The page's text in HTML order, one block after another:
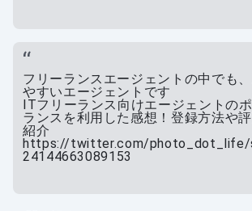
フリーランスエージェントの中でも
やすいエージェントです
ITフリーランス向けエージェントの
ランスを利用した感想！登録方法や
紹介
https://twitter.com/photo_dot_life/
24144663089153